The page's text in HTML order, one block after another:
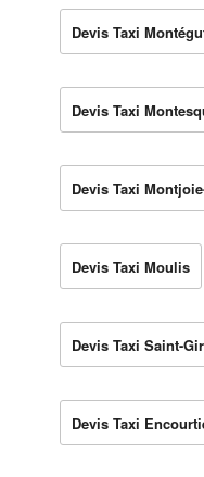
Devis Taxi
Devis Taxi
Devis Taxi
Devis Taxi Moulis
Devis Taxi Saint-
Devis Taxi